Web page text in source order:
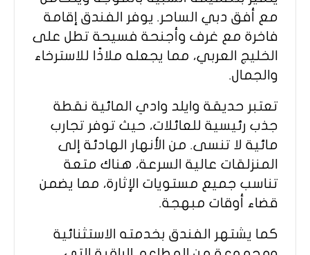
مع أفق دبي الساحر. يوفر الفندق إقامة
فاخرة مع غرف وأجنحة فسيحة تطل على
الخليج العربي، مما يجعله ملاذًا للاسترخاء
والجمال.
تعتبر حديقة وايلد وادي المائية نقطة
جذب رئيسية للعائلات، حيث توفر تجارب
مائية لا تنسى. من الأنهار الهادئة إلى
المنزلقات عالية السرعة، هناك متعة
تناسب جميع مستويات الإثارة، مما يضمن
قضاء أوقات مبهجة.
كما يشتهر الفندق بخدمته الاستثنائية